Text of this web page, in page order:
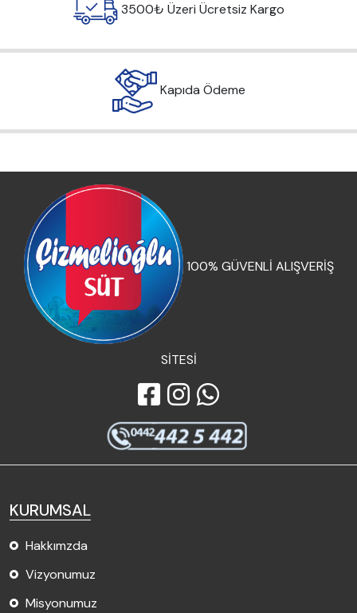
3500₺ Üzeri Ücretsiz Kargo
Kapıda Ödeme
100% GÜVENLİ ALIŞVERİŞ
SİTESİ
KURUMSAL
Hakkımzda
Vizyonumuz
Misyonumuz